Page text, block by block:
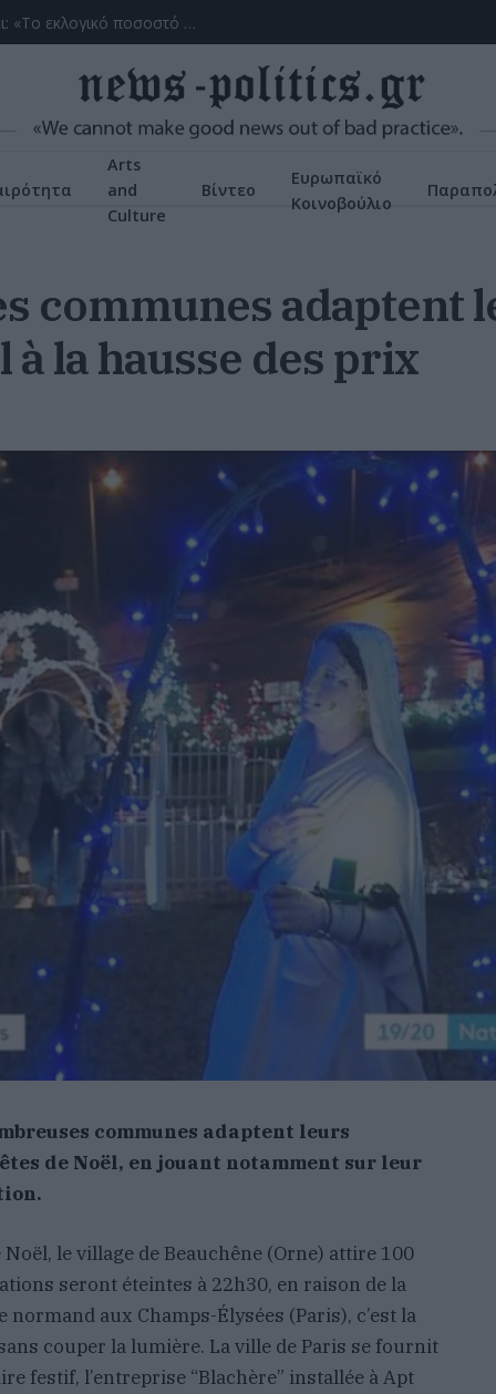
(ΒΙΝΤΕΟ) Η ώρα των διλημμάτων έχει τελειώσει: «Το εκλογικό ποσοστό του Αν. Σαμαρά θα είναι έκπληξη για όλους»
Arts
and
Culture
Βίντεο
Ευρωπαϊκό
Κοινοβούλιο
communes adaptent
la hausse des prix
communes adaptent leurs
de Noël, en jouant notamment sur leur
le village de Beauchêne (Orne) attire 100
seront éteintes à 22h30, en raison de la
normand aux Champs-Élysées (Paris), c’est la
couper la lumière. La ville de Paris se fournit
festif, l’entreprise “Blachère” installée à Apt